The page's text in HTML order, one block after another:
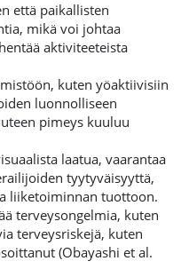
että paikallisten
mikä voi johtaa
aktiviteeteista
kuten yöaktiivisiin
luonnolliseen
pimeys kuuluu
laatua, vaarantaa
tyytyväisyyttä,
liiketoiminnan tuottoon.
terveysongelmia, kuten
terveysriskejä, kuten
(Obayashi et al.